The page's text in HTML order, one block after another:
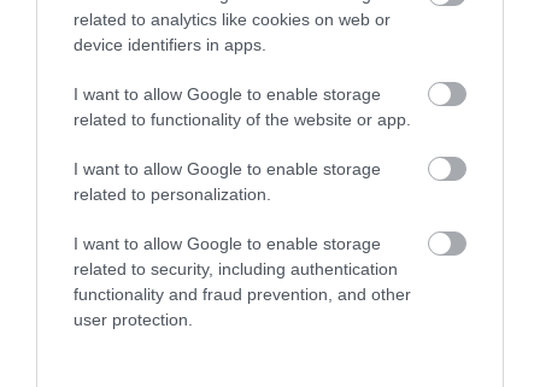
related to analytics like cookies on web or
device identifiers in apps.
I want to allow Google to enable storage
related to functionality of the website or app.
I want to allow Google to enable storage
related to personalization.
I want to allow Google to enable storage
related to security, including authentication
functionality and fraud prevention, and other
user protection.
Βαρύ πένθος για τον εκπαιδευτικό
από την Εύβοια που έφυγε από τη
07.08.2026 | 18:00
προσλήψεις σε δήμο
της Εύβοιας: Δείτε εδώ
της Εύβοιας για τις